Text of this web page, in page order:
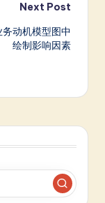
Next Post
动机模型图中
绘制影响因素